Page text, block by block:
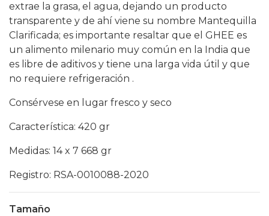
extrae la grasa, el agua, dejando un producto
transparente y de ahí viene su nombre Mantequilla
Clarificada; es importante resaltar que el GHEE es
un alimento milenario muy común en la India que
es libre de aditivos y tiene una larga vida útil y que
no requiere refrigeración .
Consérvese en lugar fresco y seco
Característica: 420 gr
Medidas: 14 x 7 668 gr
Registro: RSA-0010088-2020
Tamaño